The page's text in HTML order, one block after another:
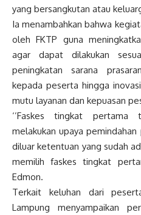
yang bersangkutan atau
Ia menambahkan bahwa
oleh FKTP guna
agar dapat dilakukan
peningkatan sarana
kepada peserta hingga
mutu layanan dan kepuasan
‘’Faskes tingkat pertama
melakukan upaya
diluar ketentuan yang sudah
memilih faskes tingkat
Edmon.
Terkait keluhan dari
Lampung menyampaikan